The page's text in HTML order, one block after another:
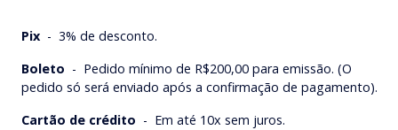
Pix - 3% de desconto.
Boleto - Pedido mínimo de R$200,00 para emissão. (O
pedido só será enviado após a confirmação de pagamento).
Cartão de crédito - Em até 10x sem juros.